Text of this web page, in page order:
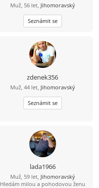
Muž, 56 let, Jihomoravský
Seznámit se
zdenek356
Muž, 44 let, Jihomoravský
Seznámit se
lada1966
Muž, 59 let, Jihomoravský
Hledám milou a pohodovou ženu